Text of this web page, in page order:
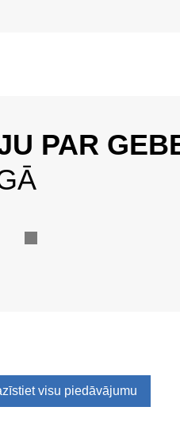
PAR
visu piedāvājumu